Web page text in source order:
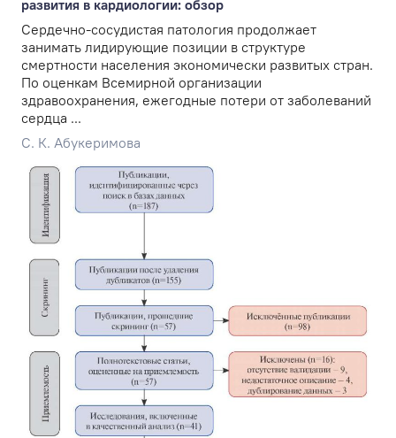
развития в кардиологии: обзор
Сердечно-сосудистая патология продолжает
занимать лидирующие позиции в структуре
смертности населения экономически развитых стран.
По оценкам Всемирной организации
здравоохранения, ежегодные потери от заболеваний
сердца ...
С. К. Абукеримова